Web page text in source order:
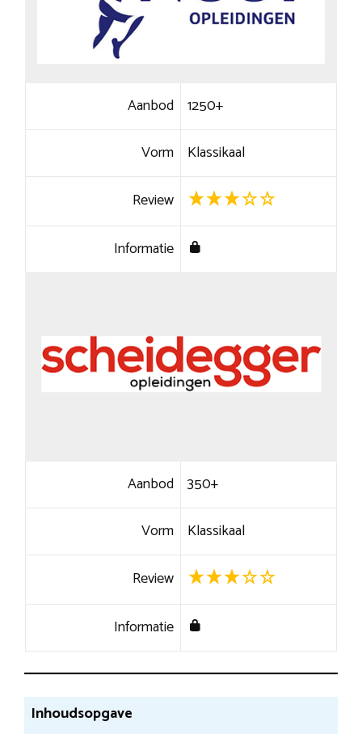
Aanbod 1250+
Vorm Klassikaal
Review
Informatie
Aanbod 350+
Vorm Klassikaal
Review
Informatie
Inhoudsopgave